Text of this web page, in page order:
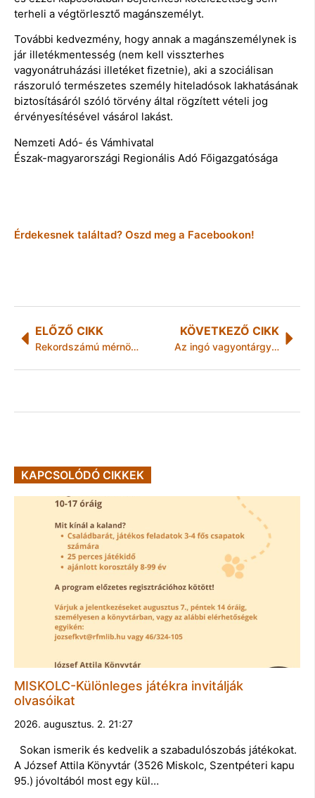
terheli a végtörlesztő magánszemélyt.
További kedvezmény, hogy annak a magánszemélynek is
jár illetékmentesség (nem kell visszterhes
vagyonátruházási illetéket fizetnie), aki a szociálisan
rászoruló természetes személy hiteladósok lakhatásának
biztosításáról szóló törvény által rögzített vételi jog
érvényesítésével vásárol lakást.
Nemzeti Adó- és Vámhivatal
Észak-magyarországi Regionális Adó Főigazgatósága
Érdekesnek találtad? Oszd meg a Facebookon!
ELŐZŐ CIKK
Rekordszámú mérnökcsapat méri össze tudását a jubileumi Pneumobil versenyen
KÖVETKEZŐ CIKK
Az ingó vagyontárgyak értékesítése 2012-ben
KAPCSOLÓDÓ CIKKEK
MISKOLC-Különleges játékra invitálják
olvasóikat
2026. augusztus. 2. 21:27
Sokan ismerik és kedvelik a szabadulószobás játékokat.
A József Attila Könyvtár (3526 Miskolc, Szentpéteri kapu
95.) jóvoltából most egy kül…